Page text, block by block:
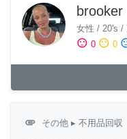
brooker
女性 / 20's /
sentiment_satisfied 0 sentiment_neutral 0
attachment その他 ▸ 不用品回収